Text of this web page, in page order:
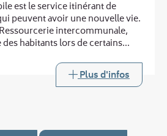
est le service itinérant de
peuvent avoir une nouvelle vie.
intercommunale,
habitants lors de certains
Plus d'infos